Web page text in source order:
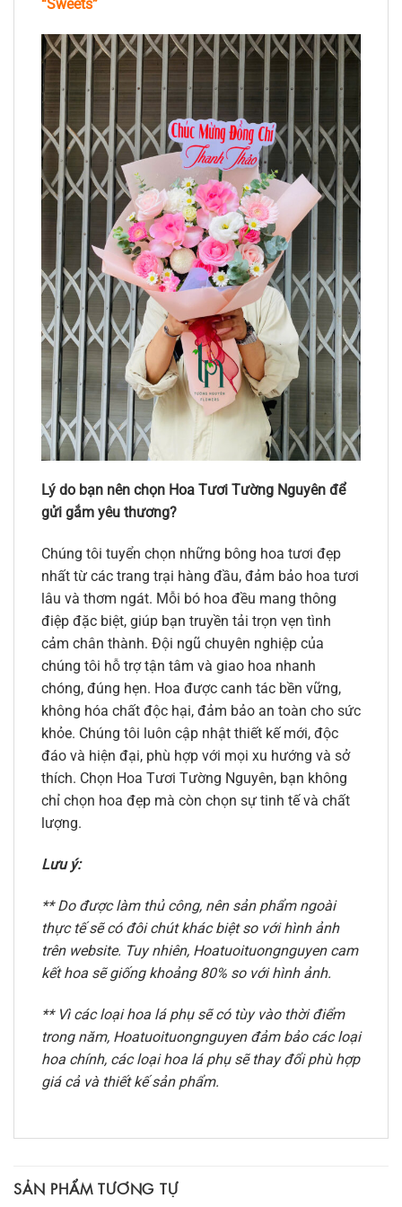
“Sweets”
Lý do bạn nên chọn Hoa Tươi Tường Nguyên để
gửi gắm yêu thương?
Chúng tôi tuyển chọn những bông hoa tươi đẹp
nhất từ các trang trại hàng đầu, đảm bảo hoa tươi
lâu và thơm ngát. Mỗi bó hoa đều mang thông
điệp đặc biệt, giúp bạn truyền tải trọn vẹn tình
cảm chân thành. Đội ngũ chuyên nghiệp của
chúng tôi hỗ trợ tận tâm và giao hoa nhanh
chóng, đúng hẹn. Hoa được canh tác bền vững,
không hóa chất độc hại, đảm bảo an toàn cho sức
khỏe. Chúng tôi luôn cập nhật thiết kế mới, độc
đáo và hiện đại, phù hợp với mọi xu hướng và sở
thích. Chọn Hoa Tươi Tường Nguyên, bạn không
chỉ chọn hoa đẹp mà còn chọn sự tinh tế và chất
lượng.
Lưu ý:
** Do được làm thủ công, nên sản phẩm ngoài
thực tế sẽ có đôi chút khác biệt so với hình ảnh
trên website. Tuy nhiên, Hoatuoituongnguyen cam
kết hoa sẽ giống khoảng 80% so với hình ảnh.
** Vì các loại hoa lá phụ sẽ có tùy vào thời điểm
trong năm, Hoatuoituongnguyen đảm bảo các loại
hoa chính, các loại hoa lá phụ sẽ thay đổi phù hợp
giá cả và thiết kế sản phẩm.
SẢN PHẨM TƯƠNG TỰ